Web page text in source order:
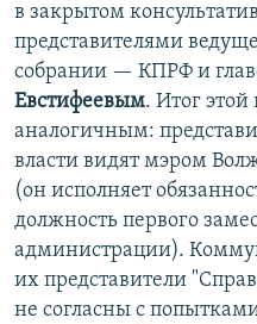
в закрытом
представителями
собрании — КПРФ и
Евстифеевым. Итог
аналогичным:
власти видят мэром
(он исполняет
должность первого
администрации).
их представители
не согласны с